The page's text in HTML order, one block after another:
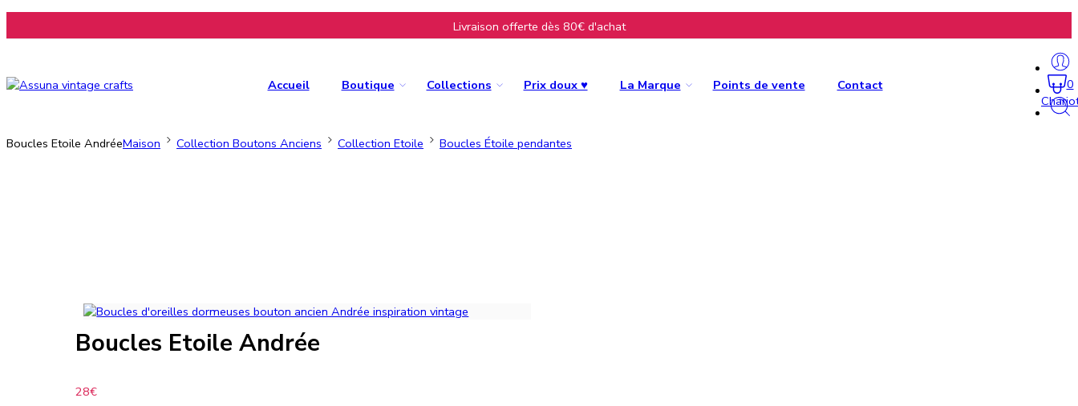
Livraison offerte dès 80€ d'achat
0
Accueil Boutique Collections Prix doux ♥ La Marque Points de vente Contact
Boucles Etoile AndréeMaison Collection Boutons Anciens Collection Etoile Boucles Étoile pendantes
Boucles Etoile Andrée
28€